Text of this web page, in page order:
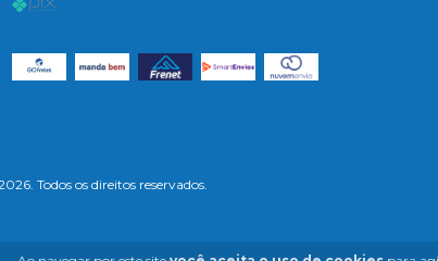
Todos os direitos reservados.